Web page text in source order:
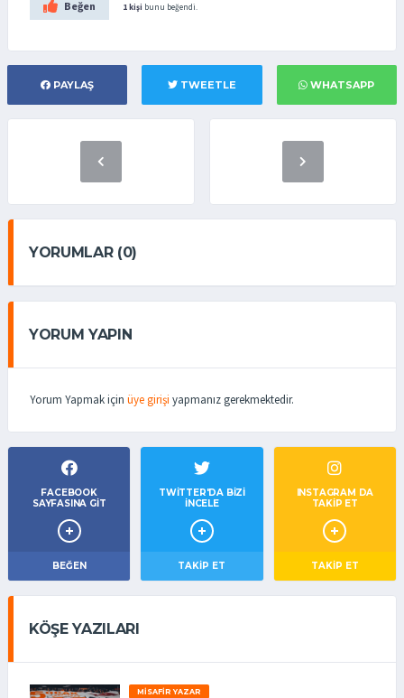
Beğen 1 kişi bunu beğendi.
PAYLAŞ TWEETLE WHATSAPP
YORUMLAR (0)
YORUM YAPIN
Yorum Yapmak için üye girişi yapmanız gerekmektedir.
FACEBOOK
SAYFASINA GIT
BEĞEN
TWITTER'DA BIZI
İNCELE
TAKIP ET
INSTAGRAM DA
TAKİP ET
TAKİP ET
KÖŞE YAZILARI
MISAFIR YAZAR